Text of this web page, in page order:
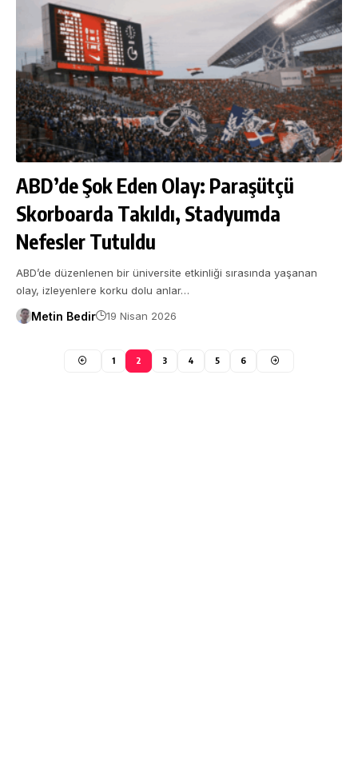
ABD’de Şok Eden Olay: Paraşütçü
Skorboarda Takıldı, Stadyumda
Nefesler Tutuldu
ABD’de düzenlenen bir üniversite etkinliği sırasında yaşanan
olay, izleyenlere korku dolu anlar…
Metin Bedir 19 Nisan 2026
1 2 3 4 5 6